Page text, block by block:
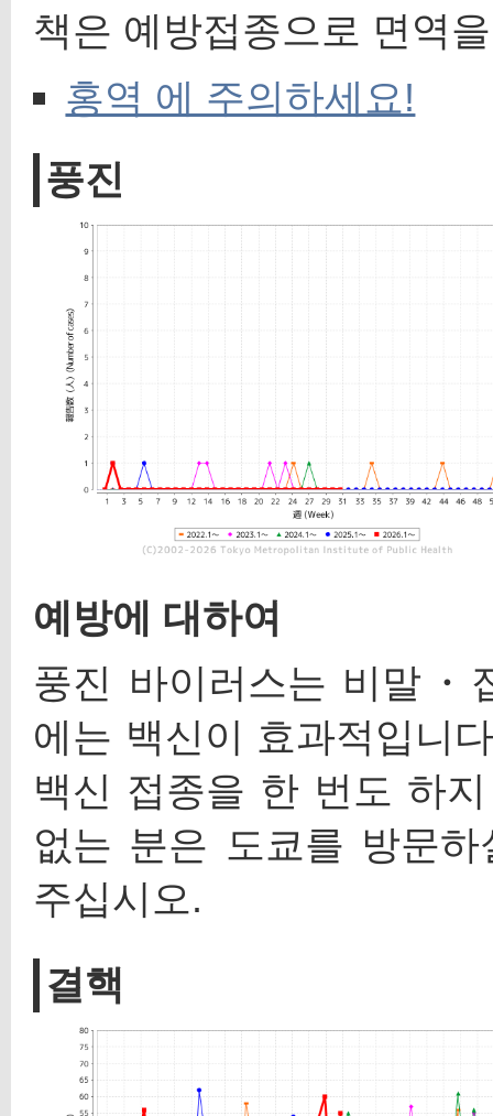
책은 예방접종으로 면역
홍역 에 주의하세요!
풍진
예방에 대하여
풍진 바이러스는 비말・
에는 백신이 효과적입니
백신 접종을 한 번도 하
없는 분은 도쿄를 방문
주십시오.
결핵